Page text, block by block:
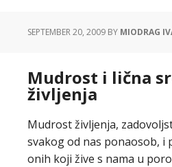
SEPTEMBER 20, 2009 BY MIODRAG
Mudrost i lična
življenja
Mudrost življenja,
svakog od nas ponaosob, i
onih koji žive s nama u